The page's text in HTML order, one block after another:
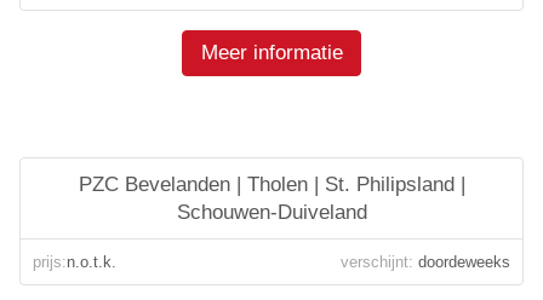
Meer informatie
PZC Bevelanden | Tholen | St. Philipsland |
Schouwen-Duiveland
prijs:n.o.t.k. verschijnt: doordeweeks